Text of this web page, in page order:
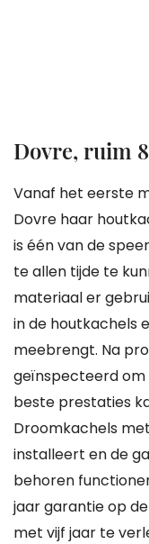
Dovre, ruim
Vanaf het eerste
Dovre haar
is één van de
te allen tijde te
materiaal er
in de houtkachels
meebrengt. Na
geïnspecteerd om
beste prestaties
Droomkachels
installeert en de
behoren
jaar garantie op
met vijf jaar te